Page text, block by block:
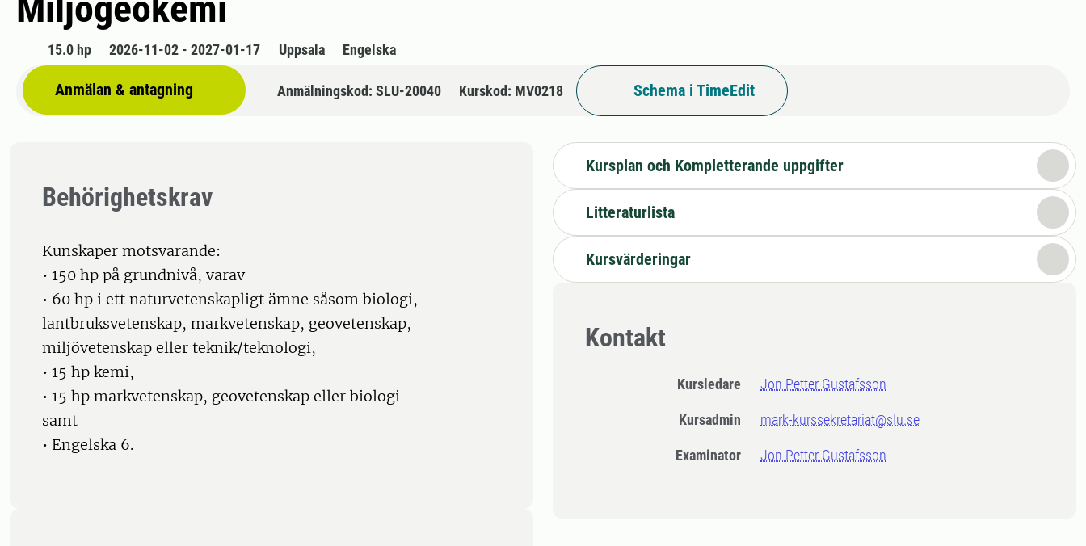
15.0 hp 2026-11-02 - 2027-01-17 Uppsala Engelska
Anmälan & antagning Anmälningskod: SLU-20040 Kurskod: MV0218 Schema i TimeEdit
Behörighetskrav
Kunskaper motsvarande:
• 150 hp på grundnivå, varav
• 60 hp i ett naturvetenskapligt ämne såsom biologi,
lantbruksvetenskap, markvetenskap, geovetenskap,
miljövetenskap eller teknik/teknologi,
• 15 hp kemi,
• 15 hp markvetenskap, geovetenskap eller biologi
samt
• Engelska 6.
Kursplan och Kompletterande uppgifter
Litteraturlista
Kursvärderingar
Kontakt
Kursledare Jon Petter Gustafsson
Kursadmin mark-kurssekretariat@slu.se
Examinator Jon Petter Gustafsson